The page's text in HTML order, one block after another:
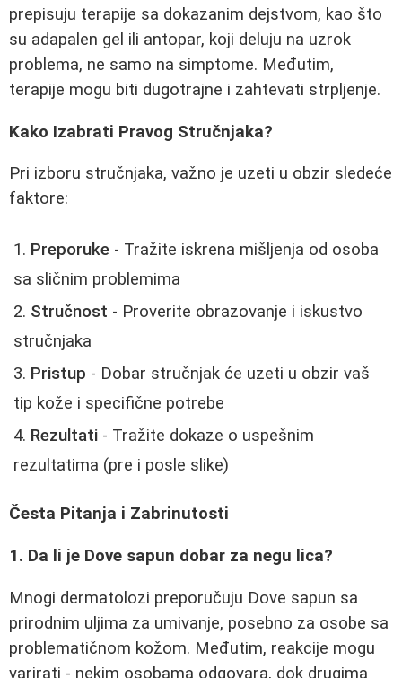
prepisuju terapije sa dokazanim dejstvom, kao što
su adapalen gel ili antopar, koji deluju na uzrok
problema, ne samo na simptome. Međutim,
terapije mogu biti dugotrajne i zahtevati strpljenje.
Kako Izabrati Pravog Stručnjaka?
Pri izboru stručnjaka, važno je uzeti u obzir sledeće
faktore:
Preporuke - Tražite iskrena mišljenja od osoba
sa sličnim problemima
Stručnost - Proverite obrazovanje i iskustvo
stručnjaka
Pristup - Dobar stručnjak će uzeti u obzir vaš
tip kože i specifične potrebe
Rezultati - Tražite dokaze o uspešnim
rezultatima (pre i posle slike)
Česta Pitanja i Zabrinutosti
1. Da li je Dove sapun dobar za negu lica?
Mnogi dermatolozi preporučuju Dove sapun sa
prirodnim uljima za umivanje, posebno za osobe sa
problematičnom kožom. Međutim, reakcije mogu
varirati - nekim osobama odgovara, dok drugima